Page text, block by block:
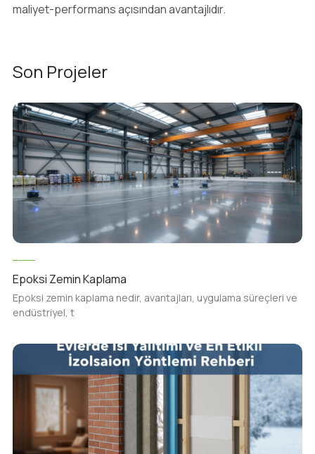
maliyet-performans açısından avantajlıdır.
Son Projeler
Epoksi Zemin Kaplama
Epoksi zemin kaplama nedir, avantajları, uygulama süreçleri ve
endüstriyel, t